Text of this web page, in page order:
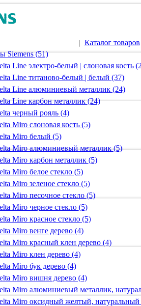
| Каталог товаров
Siemens (51)
Line электро-белый | слоновая кость
Line титаново-белый | белый (37)
Line алюминиевый металлик (24)
Line карбон металлик (24)
черный рояль (4)
Miro слоновая кость (5)
Miro белый (5)
Miro алюминиевый металлик (5)
Miro карбон металлик (5)
Miro белое стекло (5)
Miro зеленое стекло (5)
Miro песочное стекло (5)
Miro черное стекло (5)
Miro красное стекло (5)
Miro венге дерево (4)
Miro красный клен дерево (4)
Miro клен дерево (4)
Miro бук дерево (4)
Miro вишня дерево (4)
Miro алюминиевый металлик,
Miro оксидный желтый,